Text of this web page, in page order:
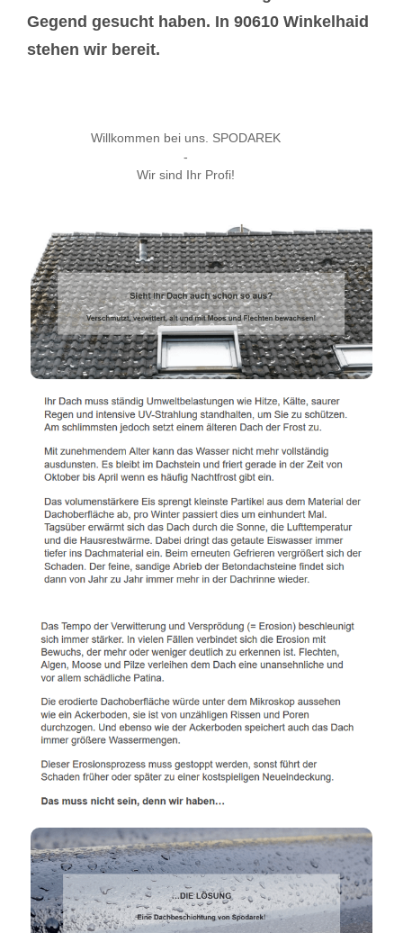
Gegend gesucht haben. In 90610 Winkelhaid
stehen wir bereit.
Willkommen bei uns. SPODAREK
-
Wir sind Ihr Profi!